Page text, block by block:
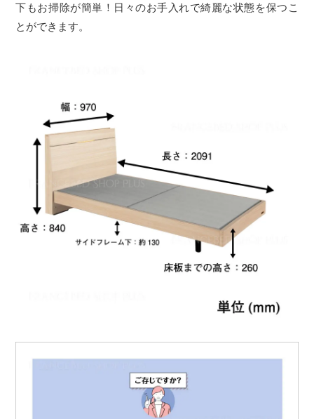
下もお掃除が簡単！日々のお手入れで綺麗な状態を保つこ
とができます。